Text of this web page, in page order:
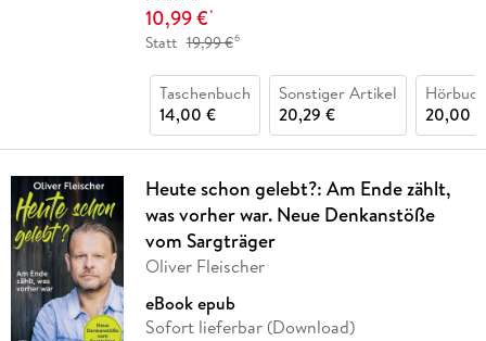
10,99 €*
Statt 19,99 €6
Taschenbuch
14,00 €
Sonstiger Artikel
20,29 €
20,00 €
Heute schon gelebt?: Am Ende zählt,
was vorher war. Neue Denkanstöße
vom Sargträger
Oliver Fleischer
eBook epub
Sofort lieferbar (Download)